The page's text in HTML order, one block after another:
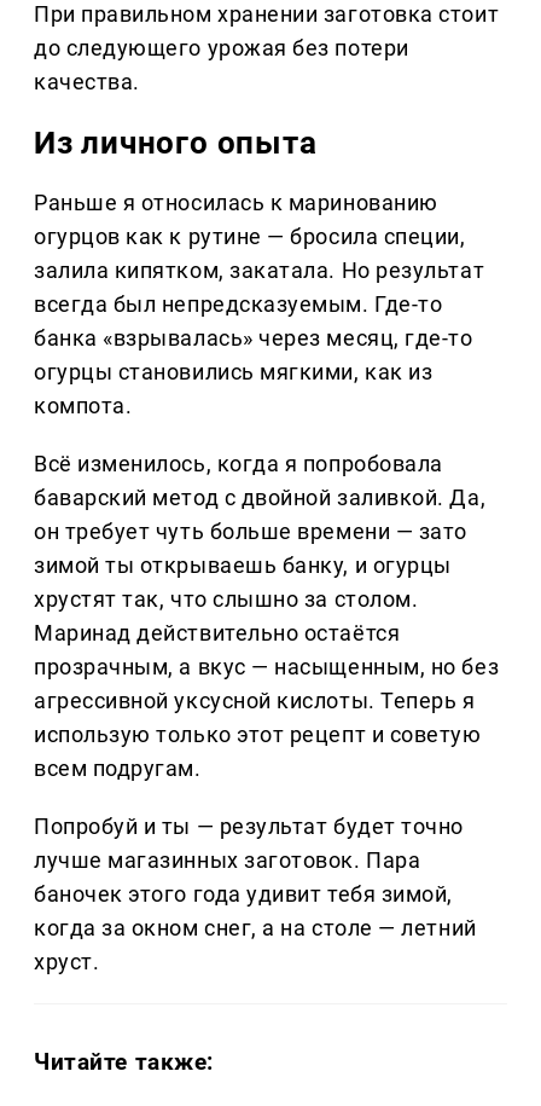
При правильном хранении заготовка стоит
до следующего урожая без потери
качества.
Из личного опыта
Раньше я относилась к маринованию
огурцов как к рутине — бросила специи,
залила кипятком, закатала. Но результат
всегда был непредсказуемым. Где-то
банка «взрывалась» через месяц, где-то
огурцы становились мягкими, как из
компота.
Всё изменилось, когда я попробовала
баварский метод с двойной заливкой. Да,
он требует чуть больше времени — зато
зимой ты открываешь банку, и огурцы
хрустят так, что слышно за столом.
Маринад действительно остаётся
прозрачным, а вкус — насыщенным, но без
агрессивной уксусной кислоты. Теперь я
использую только этот рецепт и советую
всем подругам.
Попробуй и ты — результат будет точно
лучше магазинных заготовок. Пара
баночек этого года удивит тебя зимой,
когда за окном снег, а на столе — летний
хруст.
Читайте также: